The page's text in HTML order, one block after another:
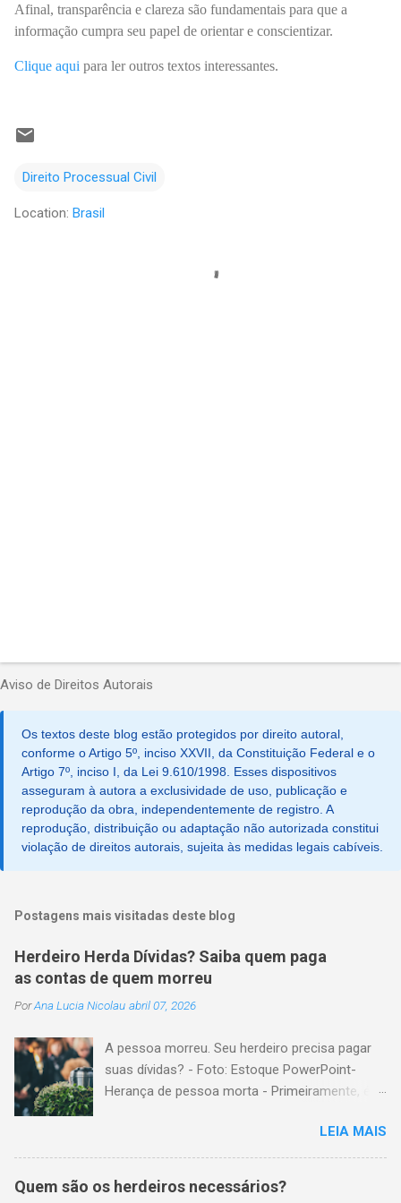
Afinal, transparência e clareza são fundamentais para que a
informação cumpra seu papel de orientar e conscientizar.
Clique aqui para ler outros textos interessantes.
Direito Processual Civil
Location: Brasil
Aviso de Direitos Autorais
Os textos deste blog estão protegidos por direito autoral,
conforme o Artigo 5º, inciso XXVII, da Constituição Federal e o
Artigo 7º, inciso I, da Lei 9.610/1998. Esses dispositivos
asseguram à autora a exclusividade de uso, publicação e
reprodução da obra, independentemente de registro. A
reprodução, distribuição ou adaptação não autorizada constitui
violação de direitos autorais, sujeita às medidas legais cabíveis.
Postagens mais visitadas deste blog
Herdeiro Herda Dívidas? Saiba quem paga
as contas de quem morreu
PorAna Lucia Nicolau abril 07, 2026
A pessoa morreu. Seu herdeiro precisa pagar
suas dívidas? - Foto: Estoque PowerPoint-
Herança de pessoa morta - Primeiramente, é
formado pelos elementos, para transmissão
aos sucessores. Esses elementos são: A)
positivos; ou seja, com importância monetária,
LEIA MAIS
Quem são os herdeiros necessários?